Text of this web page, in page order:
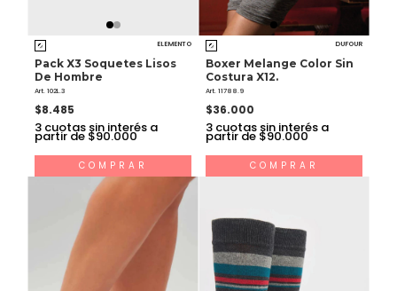
ELEMENTO
Pack X3 Soquetes Lisos
De Hombre
Art. 102L.3
$8.485
3 cuotas sin interés a
partir de $90.000
COMPRAR
DUFOUR
Boxer Melange Color Sin
Costura X12.
Art. 11788.9
$36.000
3 cuotas sin interés a
partir de $90.000
COMPRAR